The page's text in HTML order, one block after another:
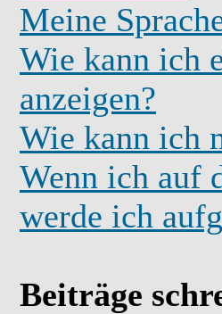
Meine
Wie kann ich
anzeigen?
Wie kann ich
Wenn ich auf
werde ich
Beiträge